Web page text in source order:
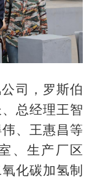
司，罗斯伯
总经理王智
、王惠昌等
、生产厂区
化碳加氢制